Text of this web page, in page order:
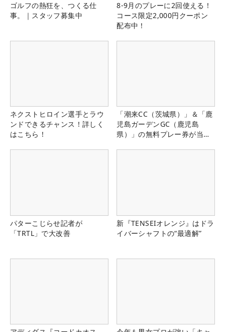
ゴルフの熱狂を、つくる仕
事。｜スタッフ募集中
8-9月のプレーに2回使える！
コース限定2,000円クーポン
配布中！
ネクストヒロイン選手とラウ
ンドできるチャンス！詳しく
はこちら！
「潮来CC（茨城県）」＆「鹿
児島ガーデンGC（鹿児島
県）」の無料プレー券が当た
パターこじらせ記者が
「TRTL」で大改善
新『TENSEIオレンジ』はドラ
イバーシャフトの“最適解”